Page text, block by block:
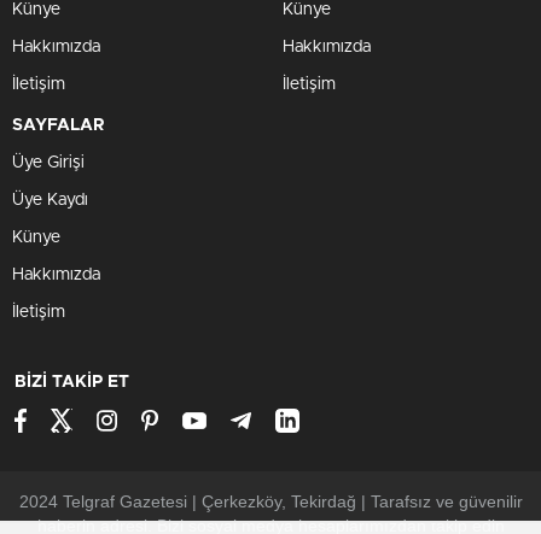
Künye
Hakkımızda
İletişim
Künye
Hakkımızda
İletişim
SAYFALAR
Üye Girişi
Üye Kaydı
Künye
Hakkımızda
İletişim
BİZİ TAKİP ET
2024 Telgraf Gazetesi | Çerkezköy, Tekirdağ | Tarafsız ve güvenilir
haberin adresi. Bizi sosyal medya hesaplarımızdan takip edin